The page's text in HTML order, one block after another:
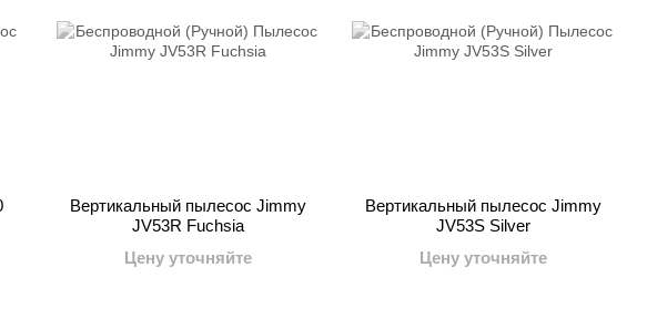
Вертикальный пылесос Jimmy
JV53R Fuchsia
Цену уточняйте
Вертикальный пылесос Jimmy
JV53S Silver
Цену уточняйте